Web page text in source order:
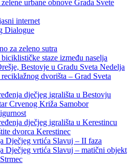
urbane obnove Grada Svete
internet
Dialogue
za zeleno sutra
staze između naselja
Bestovje u Gradu Sveta Nedelja
dvorišta – Grad Sveta
dječjeg igrališta u Bestovju
Crvenog Križa Samobor
dječjeg igrališta u Kerestincu
dvorca Kerestinec
Dječjeg vrtića Slavuj – II faza
Dječjeg vrtića Slavuj – matični objekt